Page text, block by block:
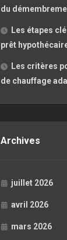
du
Les étapes
prêt
Les critères
de chauffage
Archives
juillet 2026
avril 2026
mars 2026